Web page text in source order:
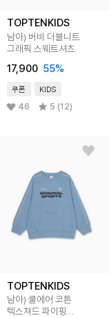
TOPTENKIDS
남아) 버비 더블니트
그래픽 스웨트셔츠
17,900 55%
쿠폰 KIDS
46 5 (12)
TOPTENKIDS
남아) 쿨에어 코튼
텍스쳐드 파이핑